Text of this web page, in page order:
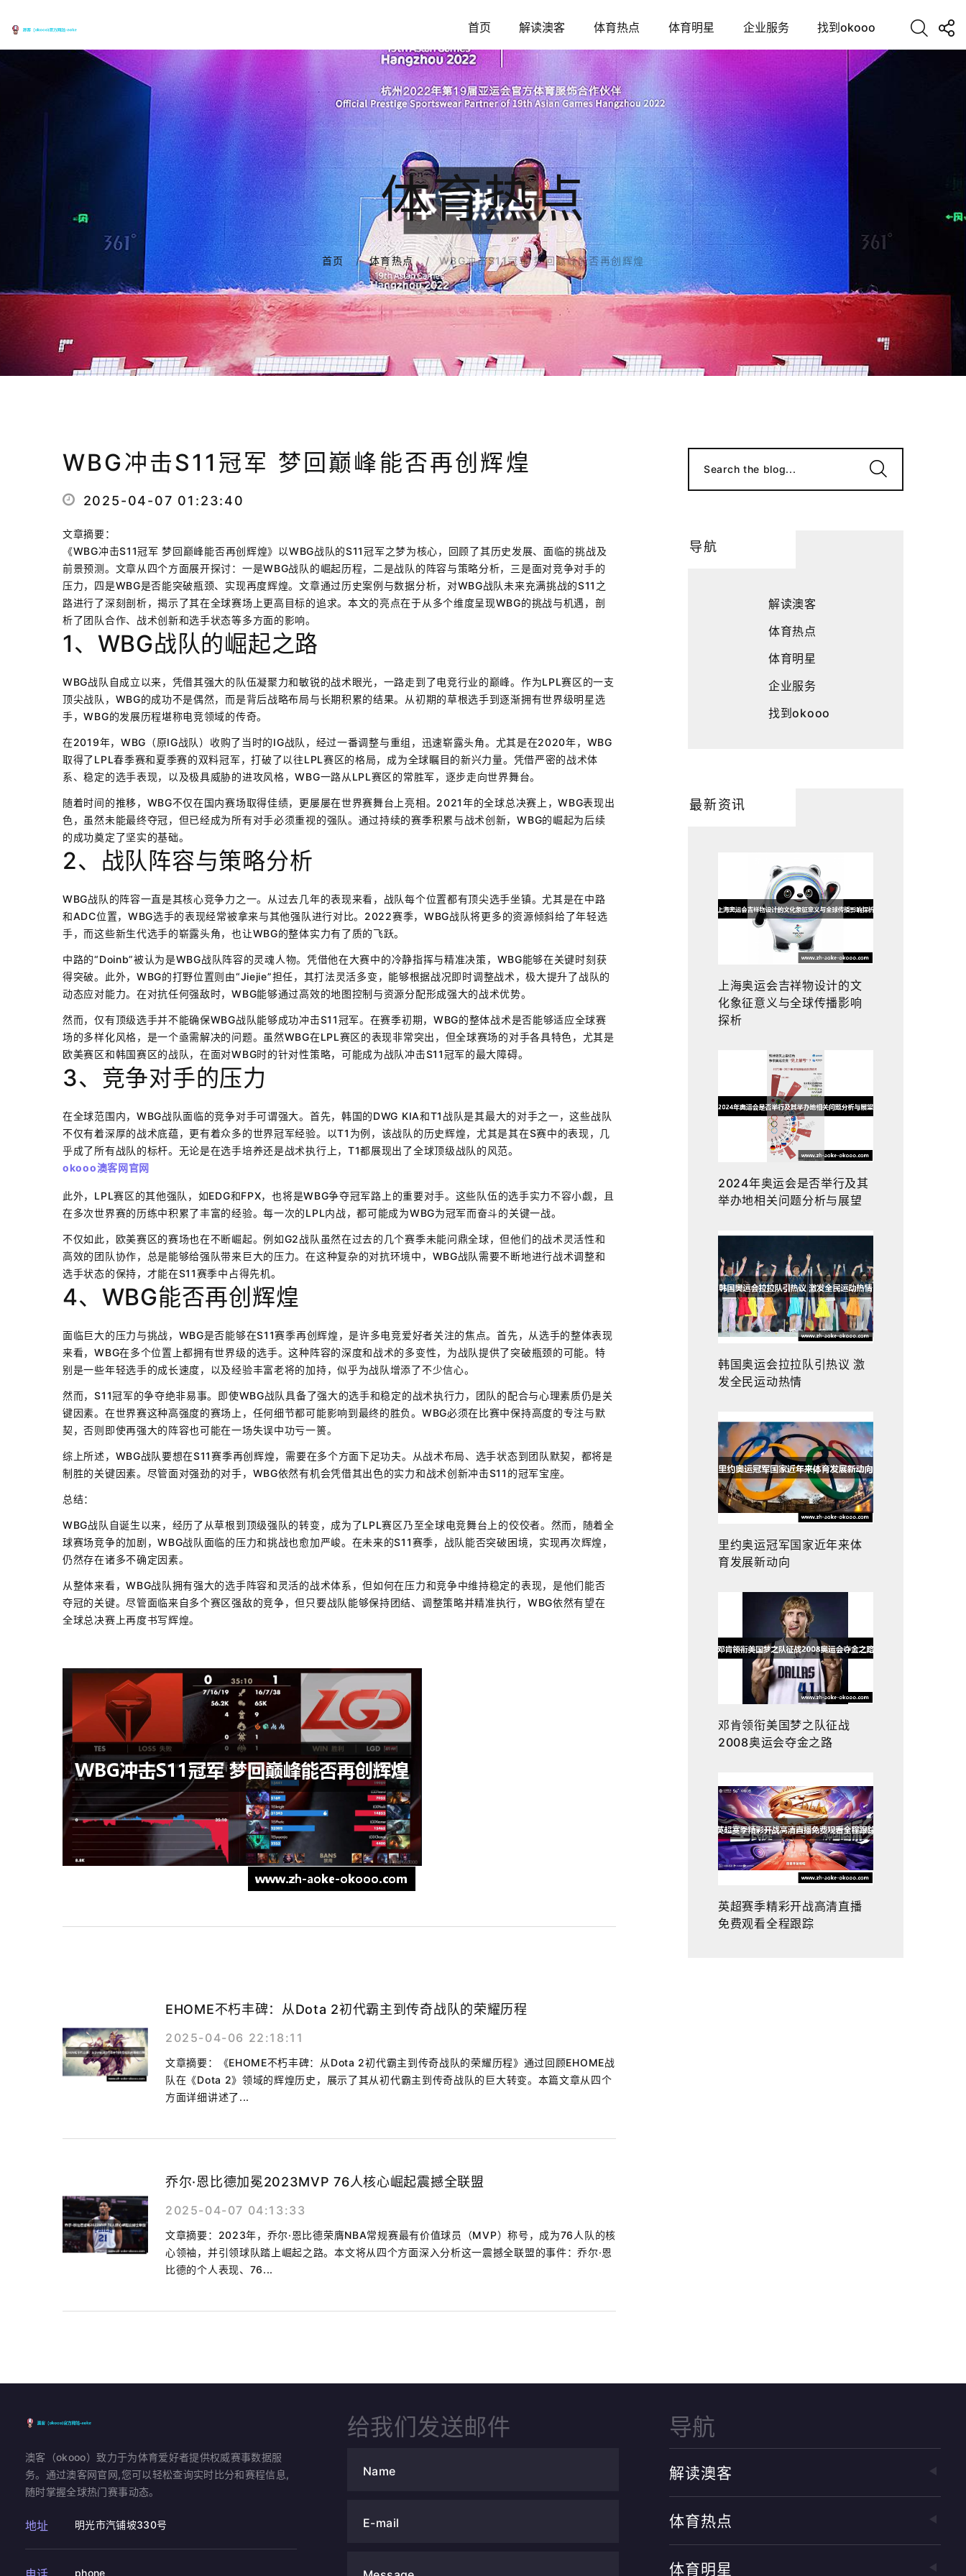
首页 解读澳客 体育热点 体育明星 企业服务 找到okooo
体育热点
首页 体育热点 WBG冲击S11冠军 梦回巅峰能否再创辉煌
WBG冲击S11冠军 梦回巅峰能否再创辉煌
2025-04-07 01:23:40
文章摘要：
《WBG冲击S11冠军 梦回巅峰能否再创辉煌》以WBG战队的S11冠军之梦为核心，回顾了其历史发展、面临的挑战及
前景预测。文章从四个方面展开探讨：一是WBG战队的崛起历程，二是战队的阵容与策略分析，三是面对竞争对手的
压力，四是WBG是否能突破瓶颈、实现再度辉煌。文章通过历史案例与数据分析，对WBG战队未来充满挑战的S11之
路进行了深刻剖析，揭示了其在全球赛场上更高目标的追求。本文的亮点在于从多个维度呈现WBG的挑战与机遇，剖
析了团队合作、战术创新和选手状态等多方面的影响。
1、WBG战队的崛起之路
WBG战队自成立以来，凭借其强大的队伍凝聚力和敏锐的战术眼光，一路走到了电竞行业的巅峰。作为LPL赛区的一支
顶尖战队，WBG的成功不是偶然，而是背后战略布局与长期积累的结果。从初期的草根选手到逐渐拥有世界级明星选
手，WBG的发展历程堪称电竞领域的传奇。
在2019年，WBG（原IG战队）收购了当时的IG战队，经过一番调整与重组，迅速崭露头角。尤其是在2020年，WBG
取得了LPL春季赛和夏季赛的双料冠军，打破了以往LPL赛区的格局，成为全球瞩目的新兴力量。凭借严密的战术体
系、稳定的选手表现，以及极具威胁的进攻风格，WBG一路从LPL赛区的常胜军，逐步走向世界舞台。
随着时间的推移，WBG不仅在国内赛场取得佳绩，更屡屡在世界赛舞台上亮相。2021年的全球总决赛上，WBG表现出
色，虽然未能最终夺冠，但已经成为所有对手必须重视的强队。通过持续的赛季积累与战术创新，WBG的崛起为后续
的成功奠定了坚实的基础。
2、战队阵容与策略分析
WBG战队的阵容一直是其核心竞争力之一。从过去几年的表现来看，战队每个位置都有顶尖选手坐镇。尤其是在中路
和ADC位置，WBG选手的表现经常被拿来与其他强队进行对比。2022赛季，WBG战队将更多的资源倾斜给了年轻选
手，而这些新生代选手的崭露头角，也让WBG的整体实力有了质的飞跃。
中路的“Doinb”被认为是WBG战队阵容的灵魂人物。凭借他在大赛中的冷静指挥与精准决策，WBG能够在关键时刻获
得突破。此外，WBG的打野位置则由“Jiejie”担任，其打法灵活多变，能够根据战况即时调整战术，极大提升了战队的
动态应对能力。在对抗任何强敌时，WBG能够通过高效的地图控制与资源分配形成强大的战术优势。
然而，仅有顶级选手并不能确保WBG战队能够成功冲击S11冠军。在赛季初期，WBG的整体战术是否能够适应全球赛
场的多样化风格，是一个亟需解决的问题。虽然WBG在LPL赛区的表现非常突出，但全球赛场的对手各具特色，尤其是
欧美赛区和韩国赛区的战队，在面对WBG时的针对性策略，可能成为战队冲击S11冠军的最大障碍。
3、竞争对手的压力
在全球范围内，WBG战队面临的竞争对手可谓强大。首先，韩国的DWG KIA和T1战队是其最大的对手之一，这些战队
不仅有着深厚的战术底蕴，更有着众多的世界冠军经验。以T1为例，该战队的历史辉煌，尤其是其在S赛中的表现，几
乎成了所有战队的标杆。无论是在选手培养还是战术执行上，T1都展现出了全球顶级战队的风范。
okooo澳客网官网
此外，LPL赛区的其他强队，如EDG和FPX，也将是WBG争夺冠军路上的重要对手。这些队伍的选手实力不容小觑，且
在多次世界赛的历练中积累了丰富的经验。每一次的LPL内战，都可能成为WBG为冠军而奋斗的关键一战。
不仅如此，欧美赛区的赛场也在不断崛起。例如G2战队虽然在过去的几个赛季未能问鼎全球，但他们的战术灵活性和
高效的团队协作，总是能够给强队带来巨大的压力。在这种复杂的对抗环境中，WBG战队需要不断地进行战术调整和
选手状态的保持，才能在S11赛季中占得先机。
4、WBG能否再创辉煌
面临巨大的压力与挑战，WBG是否能够在S11赛季再创辉煌，是许多电竞爱好者关注的焦点。首先，从选手的整体表现
来看，WBG在多个位置上都拥有世界级的选手。这种阵容的深度和战术的多变性，为战队提供了突破瓶颈的可能。特
别是一些年轻选手的成长速度，以及经验丰富老将的加持，似乎为战队增添了不少信心。
然而，S11冠军的争夺绝非易事。即使WBG战队具备了强大的选手和稳定的战术执行力，团队的配合与心理素质仍是关
键因素。在世界赛这种高强度的赛场上，任何细节都可能影响到最终的胜负。WBG必须在比赛中保持高度的专注与默
契，否则即使再强大的阵容也可能在一场失误中功亏一篑。
综上所述，WBG战队要想在S11赛季再创辉煌，需要在多个方面下足功夫。从战术布局、选手状态到团队默契，都将是
制胜的关键因素。尽管面对强劲的对手，WBG依然有机会凭借其出色的实力和战术创新冲击S11的冠军宝座。
总结：
WBG战队自诞生以来，经历了从草根到顶级强队的转变，成为了LPL赛区乃至全球电竞舞台上的佼佼者。然而，随着全
球赛场竞争的加剧，WBG战队面临的压力和挑战也愈加严峻。在未来的S11赛季，战队能否突破困境，实现再次辉煌，
仍然存在诸多不确定因素。
从整体来看，WBG战队拥有强大的选手阵容和灵活的战术体系，但如何在压力和竞争中维持稳定的表现，是他们能否
夺冠的关键。尽管面临来自多个赛区强敌的竞争，但只要战队能够保持团结、调整策略并精准执行，WBG依然有望在
全球总决赛上再度书写辉煌。
EHOME不朽丰碑：从Dota 2初代霸主到传奇战队的荣耀历程
2025-04-06 22:18:11
文章摘要：《EHOME不朽丰碑：从Dota 2初代霸主到传奇战队的荣耀历程》通过回顾EHOME战
队在《Dota 2》领域的辉煌历史，展示了其从初代霸主到传奇战队的巨大转变。本篇文章从四个
方面详细讲述了...
乔尔·恩比德加冕2023MVP 76人核心崛起震撼全联盟
2025-04-07 04:13:33
文章摘要：2023年，乔尔·恩比德荣膺NBA常规赛最有价值球员（MVP）称号，成为76人队的核
心领袖，并引领球队踏上崛起之路。本文将从四个方面深入分析这一震撼全联盟的事件：乔尔·恩
比德的个人表现、76...
Search the blog...
导航
解读澳客
体育热点
体育明星
企业服务
找到okooo
最新资讯
上海奥运会吉祥物设计的文
化象征意义与全球传播影响
探析
2024年奥运会是否举行及其
举办地相关问题分析与展望
韩国奥运会拉拉队引热议 激
发全民运动热情
里约奥运冠军国家近年来体
育发展新动向
邓肯领衔美国梦之队征战
2008奥运会夺金之路
英超赛季精彩开战高清直播
免费观看全程跟踪
澳客（okooo）致力于为体育爱好者提供权威赛事数据服
务。通过澳客网官网,您可以轻松查询实时比分和赛程信息,
随时掌握全球热门赛事动态。
地址 明光市汽铺坡330号
phone
给我们发送邮件
Name
E-mail
导航
解读澳客
体育热点
体育明星